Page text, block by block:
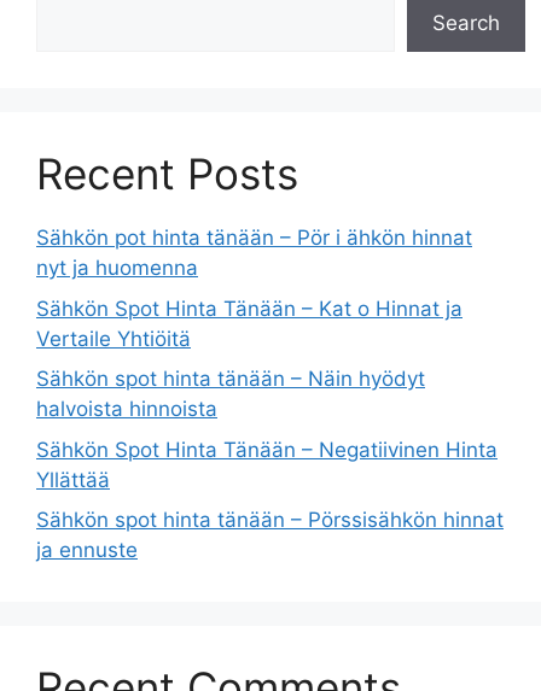
Search
Recent Posts
Sähkön pot hinta tänään – Pör i ähkön hinnat
nyt ja huomenna
Sähkön Spot Hinta Tänään – Kat o Hinnat ja
Vertaile Yhtiöitä
Sähkön spot hinta tänään – Näin hyödyt
halvoista hinnoista
Sähkön Spot Hinta Tänään – Negatiivinen Hinta
Yllättää
Sähkön spot hinta tänään – Pörssisähkön hinnat
ja ennuste